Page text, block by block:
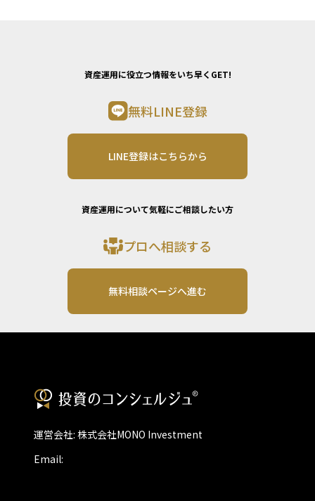
資産運用に役立つ情報をいち早くGET!
無料LINE登録
LINE登録はこちらから
資産運用について気軽にご相談したい方
プロへ相談する
無料相談ページへ進む
運営会社: 株式会社MONO Investment
Email: